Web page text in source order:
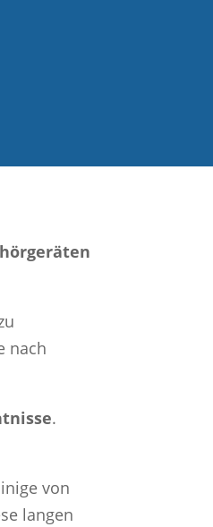
nach
.
von
langen